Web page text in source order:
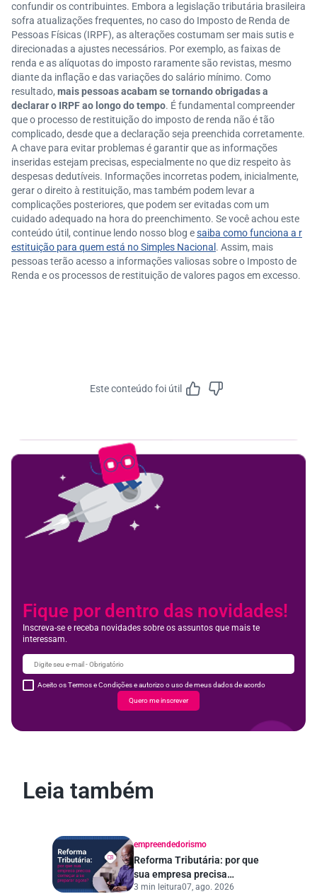
confundir os contribuintes. Embora a legislação tributária brasileira
sofra atualizações frequentes, no caso do Imposto de Renda de
Pessoas Físicas (IRPF), as alterações costumam ser mais sutis e
direcionadas a ajustes necessários. Por exemplo, as faixas de
renda e as alíquotas do imposto raramente são revistas, mesmo
diante da inflação e das variações do salário mínimo. Como
resultado, mais pessoas acabam se tornando obrigadas a
declarar o IRPF ao longo do tempo. É fundamental compreender
que o processo de restituição do imposto de renda não é tão
complicado, desde que a declaração seja preenchida corretamente.
A chave para evitar problemas é garantir que as informações
inseridas estejam precisas, especialmente no que diz respeito às
despesas dedutíveis. Informações incorretas podem, inicialmente,
gerar o direito à restituição, mas também podem levar a
complicações posteriores, que podem ser evitadas com um
cuidado adequado na hora do preenchimento. Se você achou este
conteúdo útil, continue lendo nosso blog esaiba como funciona a r
estituição para quem está no Simples Nacional . Assim, mais
pessoas terão acesso a informações valiosas sobre o Imposto de
Renda e os processos de restituição de valores pagos em excesso.
Este conteúdo foi útil
Fique por dentro das novidades!
Inscreva-se e receba novidades sobre os assuntos que mais te
interessam.
Aceito os Termos e Condições e autorizo o uso de meus dados de acordo
Quero me inscrever
Leia também
empreendedorismo
Reforma Tributária: por que
sua empresa precisa
começar a se preparar
3 min leitura07, ago. 2026